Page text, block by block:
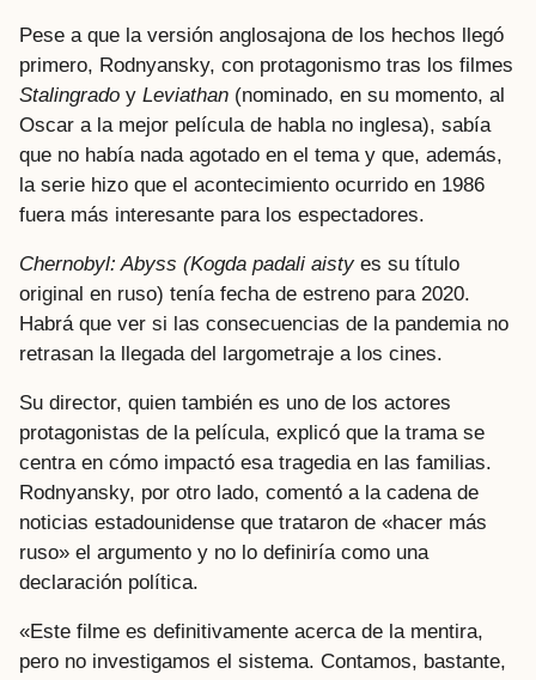
Pese a que la versión anglosajona de los hechos llegó
primero, Rodnyansky, con protagonismo tras los filmes
Stalingrado y Leviathan (nominado, en su momento, al
Oscar a la mejor película de habla no inglesa), sabía
que no había nada agotado en el tema y que, además,
la serie hizo que el acontecimiento ocurrido en 1986
fuera más interesante para los espectadores.
Chernobyl: Abyss (Kogda padali aistyes su título
original en ruso) tenía fecha de estreno para 2020.
Habrá que ver si las consecuencias de la pandemia no
retrasan la llegada del largometraje a los cines.
Su director, quien también es uno de los actores
protagonistas de la película, explicó que la trama se
centra en cómo impactó esa tragedia en las familias.
Rodnyansky, por otro lado, comentó a la cadena de
noticias estadounidense que trataron de «hacer más
ruso» el argumento y no lo definiría como una
declaración política.
«Este filme es definitivamente acerca de la mentira,
pero no investigamos el sistema. Contamos, bastante,